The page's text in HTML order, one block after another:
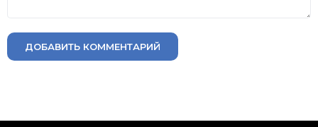
ДОБАВИТЬ КОММЕНТАРИЙ